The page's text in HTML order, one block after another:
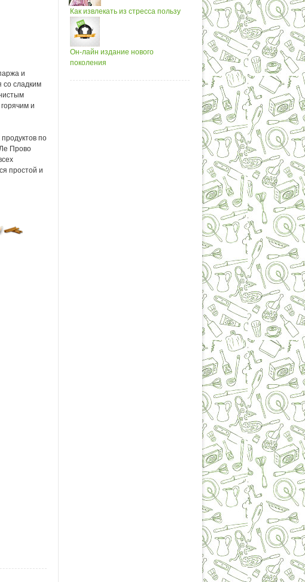
и
со сладким
и
по
Прово
простой и
Как извлекать из стресса пользу
Он-лайн издание нового
поколения